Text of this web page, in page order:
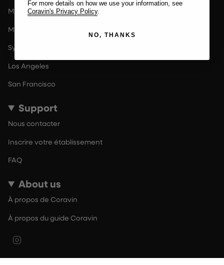
Milan
Melbourne
Sydney
Los Angeles
San Francisco
Support
Nous contacter
Inscrire votre établissement
FAQ
About us
À propos de Coravin
À propos du guide Coravin
For more details on how we use your information, see
Coravin's Privacy Policy.
NO, THANKS